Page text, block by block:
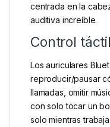
centrada en la
auditiva increíble.
Control
Los auriculares
reproducir/pausar
llamadas, omitir
con solo tocar un
solo mientras